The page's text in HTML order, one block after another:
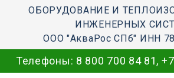
ОБОРУДОВАНИЕ И
ИНЖЕНЕРНЫХ
ООО "АкваРос СПб" ИНН
Телефоны: 8 800 700 84 81,